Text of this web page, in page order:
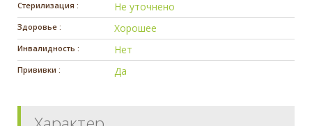
Стерилизация : Не уточнено
Здоровье : Хорошее
Инвалидность : Нет
Прививки : Да